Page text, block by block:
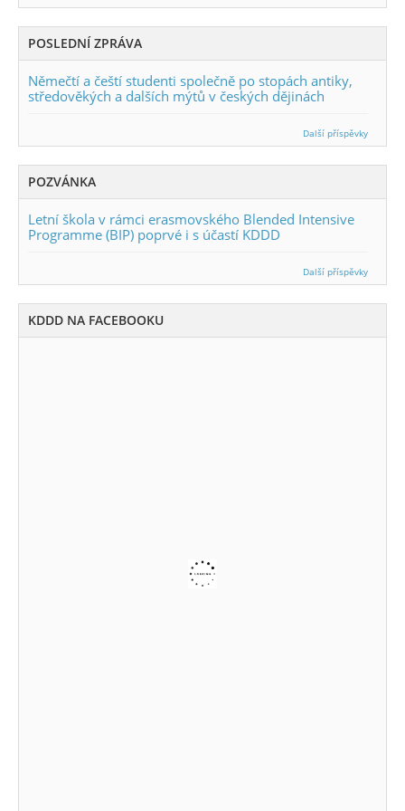
POSLEDNÍ ZPRÁVA
Němečtí a čeští studenti společně po stopách antiky,
středověkých a dalších mýtů v českých dějinách
Další příspěvky
POZVÁNKA
Letní škola v rámci erasmovského Blended Intensive
Programme (BIP) poprvé i s účastí KDDD
Další příspěvky
KDDD NA FACEBOOKU